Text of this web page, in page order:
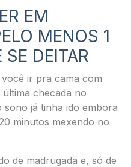
EM
MENOS 1
DEITAR
ir pra cama com
checada no
já tinha ido embora
minutos mexendo no
de madrugada e, só de